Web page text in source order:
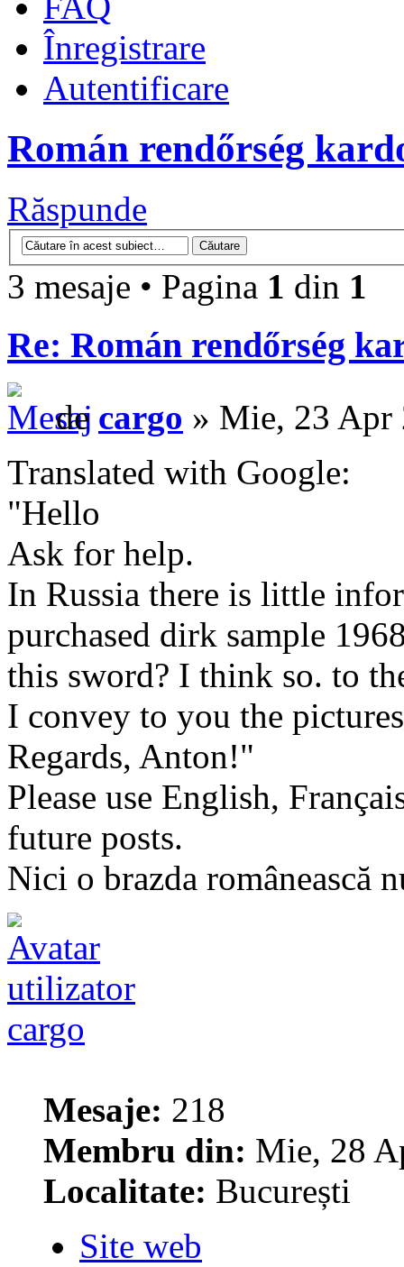
Înregistrare
Autentificare
Román rendőrség
Răspunde
3 mesaje • Pagina 1 din 1
Re: Román rendőrség
de cargo » Mie, 23 Apr
Translated with Google:
"Hello
Ask for help.
In Russia there is little
purchased dirk sample
this sword? I think so. to
I convey to you the
Regards, Anton!"
Please use English,
future posts.
Nici o brazda românească
cargo
Mesaje: 218
Membru din: Mie, 28
Localitate: București
Site web